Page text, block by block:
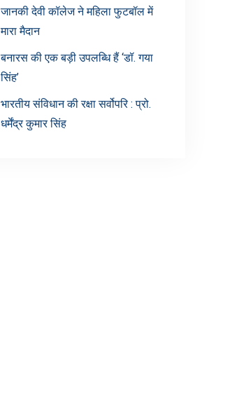
जानकी देवी कॉलेज ने महिला फुटबॉल में
मारा मैदान
बनारस की एक बड़ी उपलब्धि हैं ‘डॉ. गया
सिंह’
भारतीय संविधान की रक्षा सर्वोपरि : प्रो.
धर्मेंद्र कुमार सिंह